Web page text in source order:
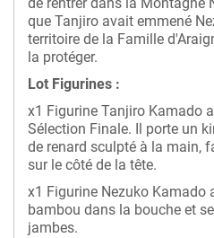
que Tanjiro avait emmené
territoire de la Famille
la protéger.
Lot Figurines :
x1 Figurine Tanjiro Kamado
Sélection Finale. Il porte un
de renard sculpté à la main,
sur le côté de la tête.
x1 Figurine Nezuko Kamado
bambou dans la bouche et
jambes.